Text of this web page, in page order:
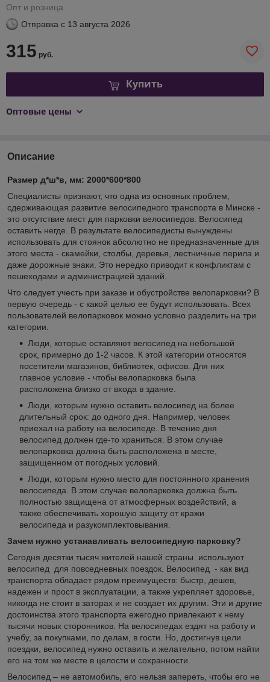
Опт и розница
Отправка с 13 августа 2026
315 руб.
Купить
Оптовые цены
Описание
Размер д*ш*в, мм: 2000*600*800
Специалисты признают, что одна из основных проблем,
сдерживающая развитие велосипедного транспорта в Минске -
это отсутствие мест для парковки велосипедов. Велосипед
оставить негде. В результате велосипедисты вынуждены
использовать для стоянок абсолютно не предназначенные для
этого места - скамейки, столбы, деревья, лестничные перила и
даже дорожные знаки. Это нередко приводит к конфликтам с
пешеходами и администрацией зданий.
Что следует учесть при заказе и обустройстве велопарковки? В
первую очередь - с какой целью ее будут использовать. Всех
пользователей велопарковок можно условно разделить на три
категории.
Люди, которые оставляют велосипед на небольшой
срок, примерно до 1-2 часов. К этой категории относятся
посетители магазинов, библиотек, офисов. Для них
главное условие - чтобы велопарковка была
расположена близко от входа в здание.
Люди, которым нужно оставить велосипед на более
длительный срок: до одного дня. Например, человек
приехал на работу на велосипеде. В течение дня
велосипед должен где-то храниться. В этом случае
велопарковка должна быть расположена в месте,
защищенном от погодных условий.
Люди, которым нужно место для постоянного хранения
велосипеда. В этом случае велопарковка должна быть
полностью защищена от атмосферных воздействий, а
также обеспечивать хорошую защиту от кражи
велосипеда и разукомплектовывания.
Зачем нужно устанавливать велосипедную парковку?
Сегодня десятки тысяч жителей нашей страны используют
велосипед для повседневных поездок. Велосипед - как вид
транспорта обладает рядом преимуществ: быстр, дешев,
надежен и прост в эксплуатации, а также укрепляет здоровье,
никогда не стоит в заторах и не создает их другим. Эти и другие
достоинства этого транспорта ежегодно привлекают к нему
тысячи новых сторонников. На велосипедах ездят на работу и
учебу, за покупками, по делам, в гости. Но, достигнув цели
поездки, велосипед нужно оставить и желательно, потом найти
его на том же месте в целости и сохранности.
Велосипед – не автомобиль, его нельзя запереть, чтобы его не